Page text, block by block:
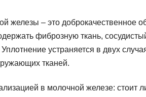
железы – это доброкачественное
фиброзную ткань,
Уплотнение устраняется в двух
тканей.